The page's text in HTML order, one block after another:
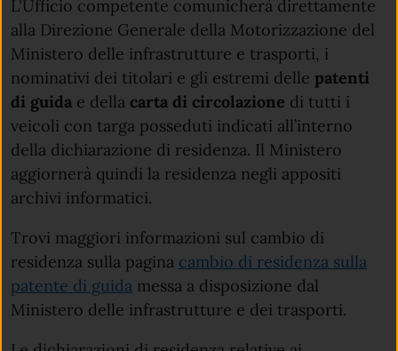
L'Ufficio competente comunicherà direttamente
alla Direzione Generale della Motorizzazione del
Ministero delle infrastrutture e trasporti, i
nominativi dei titolari e gli estremi delle patenti
di guida e della carta di circolazione di tutti i
veicoli con targa posseduti indicati all’interno
della dichiarazione di residenza. Il Ministero
aggiornerà quindi la residenza negli appositi
archivi informatici.
Trovi maggiori informazioni sul cambio di
residenza sulla pagina cambio di residenza sulla
patente di guida messa a disposizione dal
Ministero delle infrastrutture e dei trasporti.